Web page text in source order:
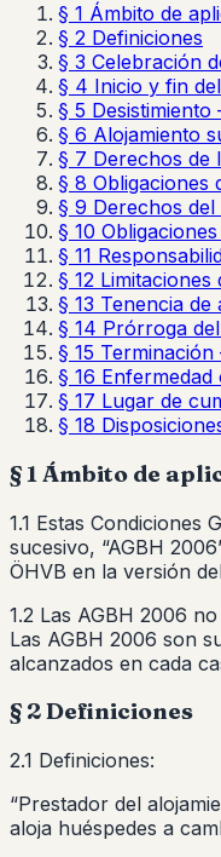
§ 1 Ámbito de
§ 2 Definiciones
§ 3 Celebración
§ 4 Inicio y fin
§ 5 Desistimiento
§ 6 Alojamiento
§ 7 Derechos de
§ 8 Obligaciones
§ 9 Derechos
§ 10
§ 11
§ 12
§ 13 Tenencia de
§ 14 Prórroga
§ 15
§ 16
§ 17 Lugar de
§ 18
§ 1 Ámbito de
1.1 Estas Condiciones
sucesivo, “AGBH
ÖHVB en la versión
1.2 Las AGBH 2006
Las AGBH 2006 son
alcanzados en cada
§ 2 Definiciones
2.1 Definiciones:
“Prestador del
aloja huéspedes a